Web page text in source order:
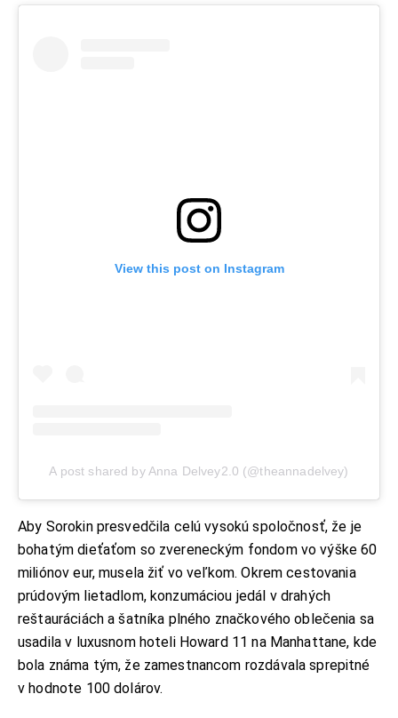
View this post on Instagram
A post shared by Anna Delvey2.0 (@theannadelvey)
Aby Sorokin presvedčila celú vysokú spoločnosť, že je
bohatým dieťaťom so zvereneckým fondom vo výške 60
miliónov eur, musela žiť vo veľkom. Okrem cestovania
prúdovým lietadlom, konzumáciou jedál v drahých
reštauráciách a šatníka plného značkového oblečenia sa
usadila v luxusnom hoteli Howard 11 na Manhattane, kde
bola známa tým, že zamestnancom rozdávala sprepitné
v hodnote 100 dolárov.